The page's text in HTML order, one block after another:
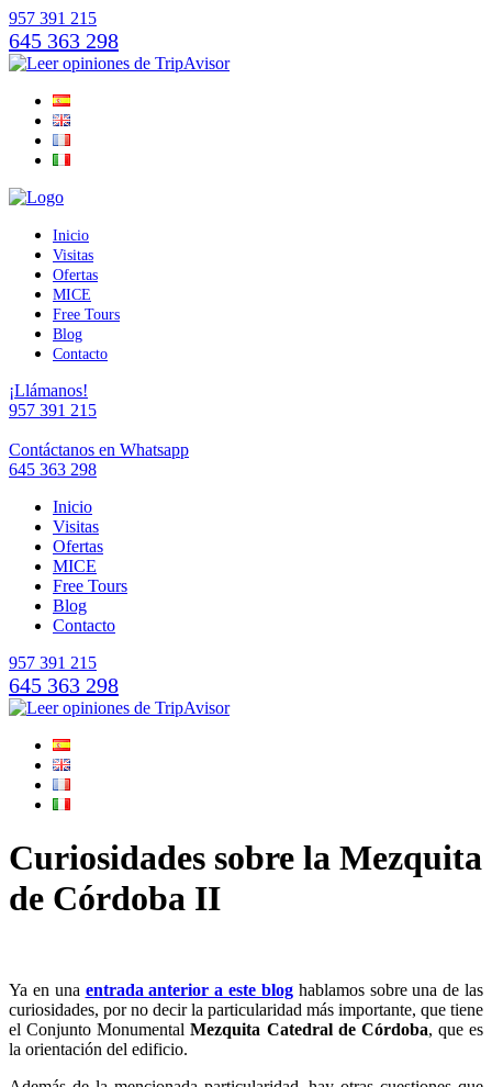
957 391 215
645 363 298
Inicio
Visitas
Ofertas
MICE
Free Tours
Blog
Contacto
¡Llámanos!
957 391 215
Contáctanos en Whatsapp
645 363 298
Inicio
Visitas
Ofertas
MICE
Free Tours
Blog
Contacto
957 391 215
645 363 298
Curiosidades sobre la Mezquita
de Córdoba II
Ya en una entrada anterior a este bloghablamos sobre una de las
curiosidades, por no decir la particularidad más importante, que tiene
el Conjunto MonumentalMezquita Catedral de Córdoba, que es
la orientación del edificio.